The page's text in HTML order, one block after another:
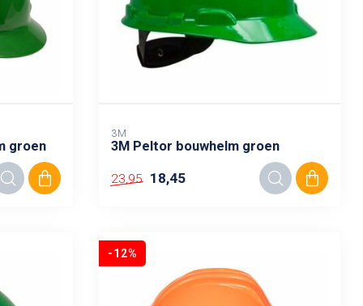
groen
3M
3M Peltor bouwhelm groen
23,95 18,45
-12%